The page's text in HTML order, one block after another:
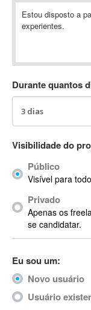
Abstract
Abstract Window
AC Drives
ACARS
AccountMate
Acrobat
Acrobat X
Acronis
ACT
ActionScript
ActionScript 3
Active Directory
Estou disposto a
experientes.
Durante quantos
Visibilidade do
Público
Visível para
Privado
Apenas os
se candidatar.
Eu sou um:
Novo usuário
Usuário